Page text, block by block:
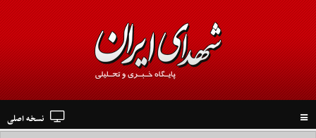
navigation
نسخه اصلی